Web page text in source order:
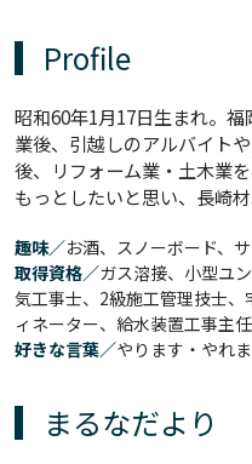
Profile
昭和60年1月17日生まれ。
業後、引越しのアルバイト
後、リフォーム業・土木業
もっとしたいと思い、長崎
趣味／お酒、スノーボード、
取得資格／ガス溶接、小型ユ
気工事士、2級施工管理技士
ィネーター、給水装置工事主
好きな言葉／やります・やれ
まるなだより